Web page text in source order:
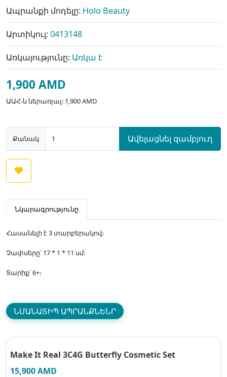
Ապրանքի մոդելը: Holo Beauty
Արտիկուլ: 0413148
Առկայությունը: Առկա է
1,900 AMD
ԱԱՀ-ն ներառյալ: 1,900 AMD
Քանակ Ավելացնել զամբյուղ
Նկարագրությունը
Հասանելի է 3 տարբերակով։
Չափսերը՝ 17 * 1 * 11 սմ:
Տարիք՝ 6+։
ՆՄԱՆԱՏԻՊ ԱՊՐԱՆՔՆԵՆՐ
Make It Real 3C4G Butterfly Cosmetic Set
15,900 AMD